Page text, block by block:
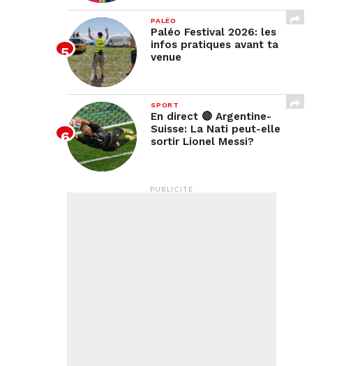
PALÉO
Paléo Festival 2026: les
infos pratiques avant ta
venue
SPORT
En direct 🔴 Argentine-
Suisse: La Nati peut-elle
sortir Lionel Messi?
PUBLICITÉ